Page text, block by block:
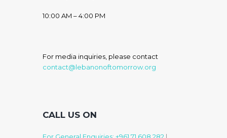
10:00 AM – 4:00 PM
For media inquiries, please contact
contact@lebanonoftomorrow.org
CALL US ON
For General Enquiries: +961 71 608 282 |